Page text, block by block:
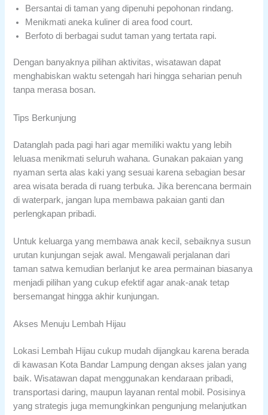
Bersantai di taman yang dipenuhi pepohonan rindang.
Menikmati aneka kuliner di area food court.
Berfoto di berbagai sudut taman yang tertata rapi.
Dengan banyaknya pilihan aktivitas, wisatawan dapat
menghabiskan waktu setengah hari hingga seharian penuh
tanpa merasa bosan.
Tips Berkunjung
Datanglah pada pagi hari agar memiliki waktu yang lebih
leluasa menikmati seluruh wahana. Gunakan pakaian yang
nyaman serta alas kaki yang sesuai karena sebagian besar
area wisata berada di ruang terbuka. Jika berencana bermain
di waterpark, jangan lupa membawa pakaian ganti dan
perlengkapan pribadi.
Untuk keluarga yang membawa anak kecil, sebaiknya susun
urutan kunjungan sejak awal. Mengawali perjalanan dari
taman satwa kemudian berlanjut ke area permainan biasanya
menjadi pilihan yang cukup efektif agar anak-anak tetap
bersemangat hingga akhir kunjungan.
Akses Menuju Lembah Hijau
Lokasi Lembah Hijau cukup mudah dijangkau karena berada
di kawasan Kota Bandar Lampung dengan akses jalan yang
baik. Wisatawan dapat menggunakan kendaraan pribadi,
transportasi daring, maupun layanan rental mobil. Posisinya
yang strategis juga memungkinkan pengunjung melanjutkan